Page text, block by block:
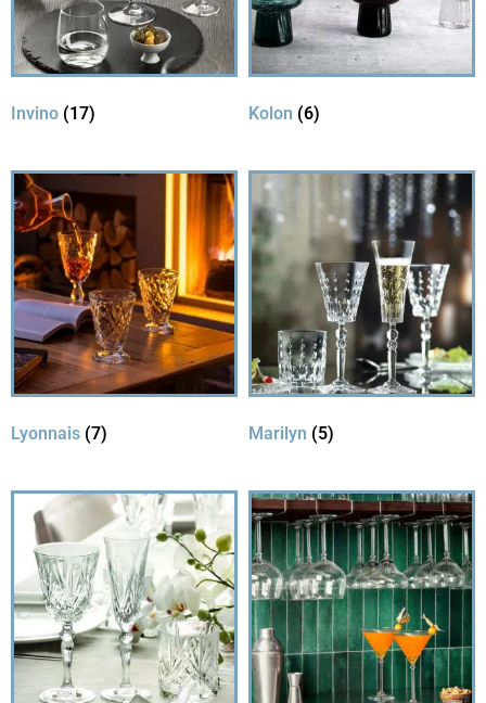
Invino (17) Kolon (6)
Lyonnais (7) Marilyn (5)